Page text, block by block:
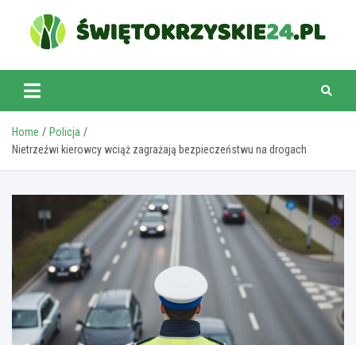
content
swietokrzyskie24.pl
Home
Policja
Nietrzeźwi kierowcy wciąż zagrażają bezpieczeństwu na drogach